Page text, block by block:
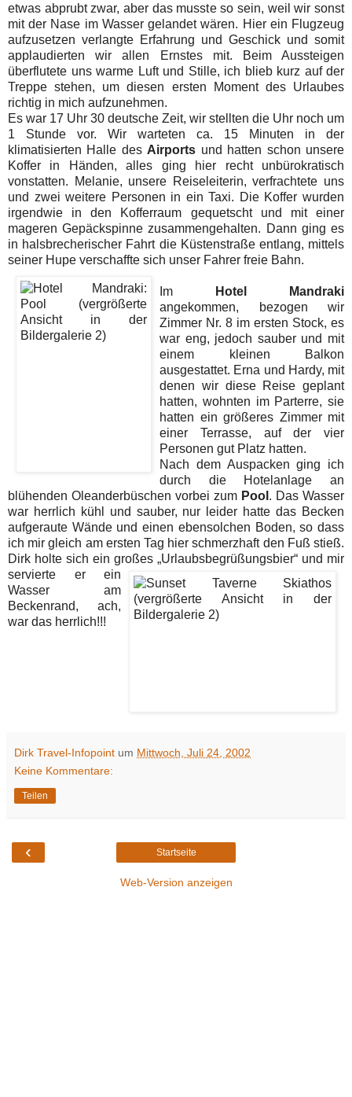
etwas abprubt zwar, aber das musste so sein, weil wir sonst
mit der Nase im Wasser gelandet wären. Hier ein Flugzeug
aufzusetzen verlangte Erfahrung und Geschick und somit
applaudierten wir allen Ernstes mit. Beim Aussteigen
überflutete uns warme Luft und Stille, ich blieb kurz auf der
Treppe stehen, um diesen ersten Moment des Urlaubes
richtig in mich aufzunehmen.
Es war 17 Uhr 30 deutsche Zeit, wir stellten die Uhr noch um
1 Stunde vor. Wir warteten ca. 15 Minuten in der
klimatisierten Halle des Airports und hatten schon unsere
Koffer in Händen, alles ging hier recht unbürokratisch
vonstatten. Melanie, unsere Reiseleiterin, verfrachtete uns
und zwei weitere Personen in ein Taxi. Die Koffer wurden
irgendwie in den Kofferraum gequetscht und mit einer
mageren Gepäckspinne zusammengehalten. Dann ging es
in halsbrecherischer Fahrt die Küstenstraße entlang, mittels
seiner Hupe verschaffte sich unser Fahrer freie Bahn.
Im
Hotel Mandraki
angekommen, bezogen wir
Zimmer Nr. 8 im ersten Stock, es
war eng, jedoch sauber und mit
einem kleinen Balkon
ausgestattet. Erna und Hardy, mit
denen wir diese Reise geplant
hatten, wohnten im Parterre, sie
hatten ein größeres Zimmer mit
einer Terrasse, auf der vier
Personen gut Platz hatten.
Nach dem Auspacken ging ich
durch die Hotelanlage an
blühenden Oleanderbüschen vorbei zum Pool . Das Wasser
war herrlich kühl und sauber, nur leider hatte das Becken
aufgeraute Wände und einen ebensolchen Boden, so dass
ich mir gleich am ersten Tag hier schmerzhaft den Fuß stieß.
Dirk holte sich ein großes „Urlaubsbegrüßungsbier“ und mir
servierte er ein
Wasser am
Beckenrand, ach,
war das herrlich!!!
Dirk Travel-Infopoint um Mittwoch, Juli 24, 2002
Keine Kommentare:
Teilen
‹ Startseite
Web-Version anzeigen